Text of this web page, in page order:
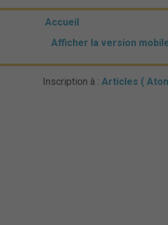
Accueil
Afficher la version
Inscription à :Articles (